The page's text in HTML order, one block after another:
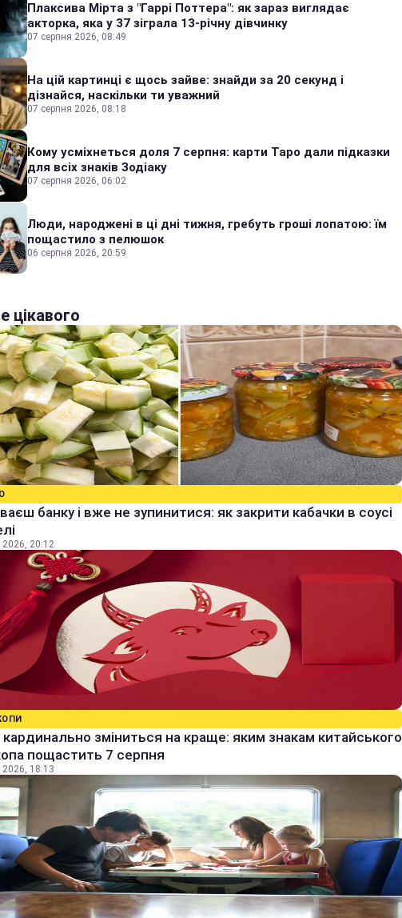
Плаксива Мірта з "Гаррі Поттера": як зараз виглядає
акторка, яка у 37 зіграла 13-річну дівчинку
07 серпня 2026, 08:49
На цій картинці є щось зайве: знайди за 20 секунд і
дізнайся, наскільки ти уважний
07 серпня 2026, 08:18
Кому усміхнеться доля 7 серпня: карти Таро дали підказки
для всіх знаків Зодіаку
07 серпня 2026, 06:02
Люди, народжені в ці дні тижня, гребуть гроші лопатою: їм
пощастило з пелюшок
06 серпня 2026, 20:59
цікавого
банку і вже не зупинитися: як закрити кабачки в соусі
2026, 20:12
зміниться на краще: яким знакам китайського
пощастить 7 серпня
2026, 18:13